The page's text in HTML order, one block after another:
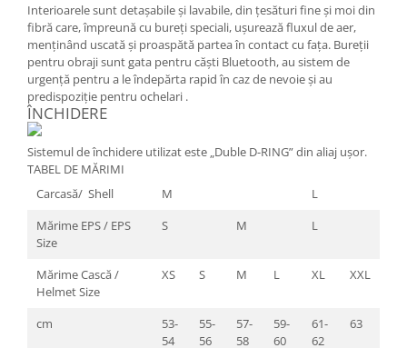
Interioarele sunt detașabile și lavabile, din țesături fine și moi din
fibră care, împreună cu bureți speciali, ușurează fluxul de aer,
menținând uscată și proaspătă partea în contact cu fața. Bureții
pentru obraji sunt gata pentru căști Bluetooth, au sistem de
urgență pentru a le îndepărta rapid în caz de nevoie și au
predispoziție pentru ochelari .
ÎNCHIDERE
Sistemul de închidere utilizat este „Duble D-RING” din aliaj ușor.
TABEL DE MĂRIMI
Carcasă/ Shell
M
L
Mărime EPS / EPS
Size
S M L
Mărime Cască /
Helmet Size
XS S M L XL XXL
cm
53-
54
55-
56
57-
58
59-
60
61-
62
63